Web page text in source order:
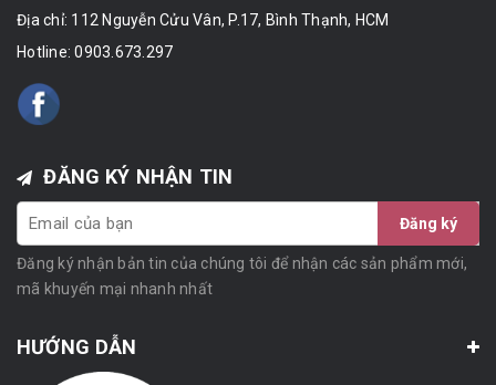
Địa chỉ: 112 Nguyễn Cửu Vân, P.17, Bình Thạnh, HCM
Hotline:0903.673.297
ĐĂNG KÝ NHẬN TIN
Đăng ký
Đăng ký nhận bản tin của chúng tôi để nhận các sản phẩm mới,
mã khuyến mại nhanh nhất
HƯỚNG DẪN